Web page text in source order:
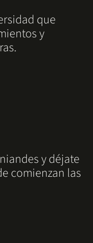
que
y
y déjate
comienzan las